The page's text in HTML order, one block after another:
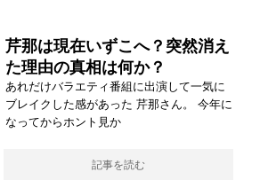
芹那は現在いずこへ？突然消え
た理由の真相は何か？
あれだけバラエティ番組に出演して一気に
ブレイクした感があった 芹那さん。 今年に
なってからホント見か
記事を読む